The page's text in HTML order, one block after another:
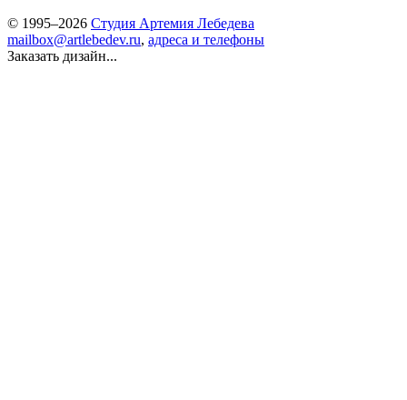
© 1995–2026 Студия Артемия Лебедева
mailbox@artlebedev.ru, адреса и телефоны
Заказать дизайн...